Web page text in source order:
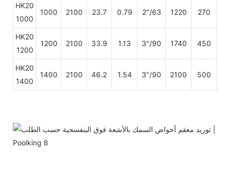
HK20
1000
1000 2100 23.7 0.79 2"/63 1220 270
HK20
1200
1200 2100 33.9 1.13 3"/90 1740 450
HK20
1400
1400 2100 46.2 1.54 3"/90 2100 500